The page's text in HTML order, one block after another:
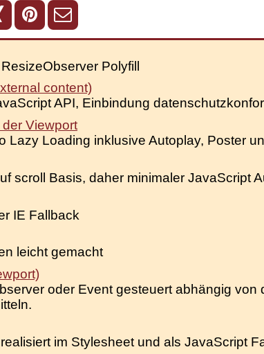
Polyfill
content)
API, Einbindung
Viewport
Lazy Loading inklusive Autoplay, Poster
scroll Basis, daher minimaler JavaScript
IE Fallback
leicht gemacht
oder Event gesteuert abhängig
im Stylesheet und als JavaScript